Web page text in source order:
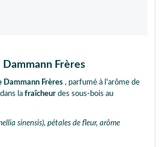
Frères
Dammann Frères , parfumé à l'arôme de
la fraîcheur des sous-bois au
sinensis), pétales de fleur, arôme